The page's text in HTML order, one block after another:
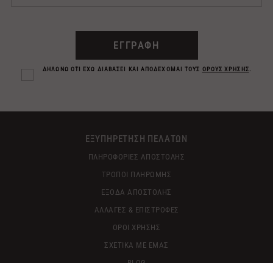
ΕΓΓΡΑΦΗ
ΔΗΛΩΝΩ ΟΤΙ ΕΧΩ ΔΙΑΒΑΣΕΙ ΚΑΙ ΑΠΟΔΕΧΟΜΑΙ ΤΟΥΣ ΟΡΟΥΣ ΧΡΗΣΗΣ.
ΕΞΥΠΗΡΕΤΗΣΗ ΠΕΛΑΤΩΝ
ΠΛΗΡΟΦΟΡΙΕΣ ΑΠΟΣΤΟΛΗΣ
ΤΡΟΠΟΙ ΠΛΗΡΩΜΗΣ
ΕΞΟΔΑ ΑΠΟΣΤΟΛΗΣ
ΑΛΛΑΓΕΣ & ΕΠΙΣΤΡΟΦΕΣ
ΟΡΟΙ ΧΡΗΣΗΣ
ΣΧΕΤΙΚΑ ΜΕ ΕΜΑΣ